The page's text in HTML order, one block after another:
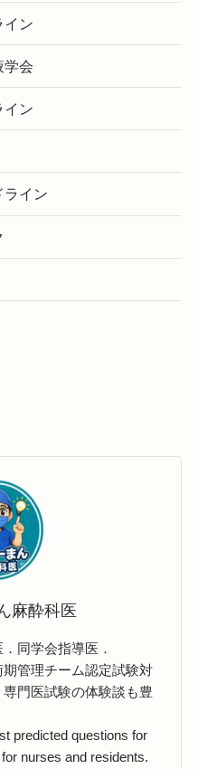
イン
学会
イン
ライン
麻酔科医
同学会指導医．
管理チーム認定試験対
門医試験の体験談も豊
predicted questions for
nurses and residents.